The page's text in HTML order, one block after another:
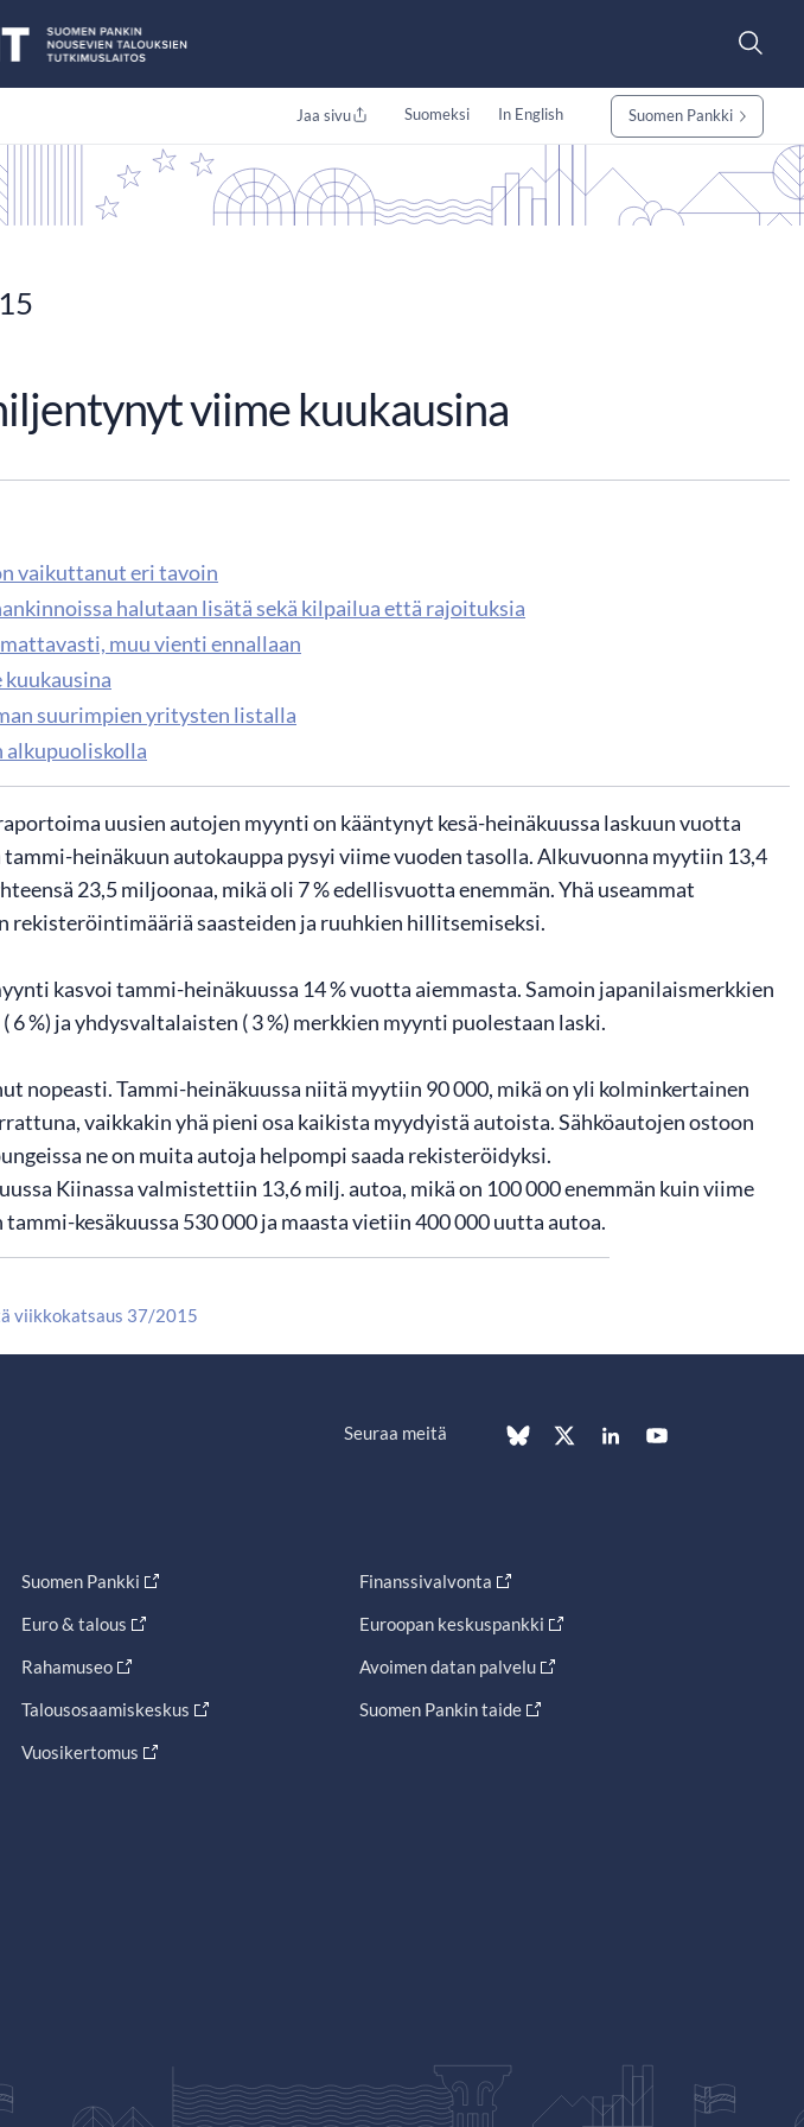
Jaa sivu Suomeksi In English Suomen Pankki
viime kuukausina
vaikuttanut eri tavoin
halutaan lisätä sekä kilpailua että rajoituksia
muu vienti ennallaan
suurimpien yritysten listalla
alkupuoliskolla
uusien autojen myynti on kääntynyt kesä-heinäkuussa laskuun vuotta
heinäkuun autokauppa pysyi viime vuoden tasolla. Alkuvuonna myytiin 13,4
23,5 miljoonaa, mikä oli 7 % edellisvuotta enemmän. Yhä useammat
saasteiden ja ruuhkien hillitsemiseksi.
kasvoi tammi-heinäkuussa 14 % vuotta aiemmasta. Samoin japanilaismerkkien
%) ja yhdysvaltalaisten ( 3 %) merkkien myynti puolestaan laski.
nopeasti. Tammi-heinäkuussa niitä myytiin 90 000, mikä on yli kolminkertainen
vaikkakin yhä pieni osa kaikista myydyistä autoista. Sähköautojen ostoon
ne on muita autoja helpompi saada rekisteröidyksi.
Kiinassa valmistettiin 13,6 milj. autoa, mikä on 100 000 enemmän kuin viime
kesäkuussa 530 000 ja maasta vietiin 400 000 uutta autoa.
viikkokatsaus 37/2015
Seuraa meitä
Suomen Pankki
Euro & talous
Rahamuseo
Talousosaamiskeskus
Vuosikertomus
Finanssivalvonta
Euroopan keskuspankki
Avoimen datan palvelu
Suomen Pankin taide